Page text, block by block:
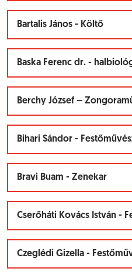
Bartalis János - Költő
Baska Ferenc dr. -
Berchy József –
Bihari Sándor -
Bravi Buam - Zenekar
Cserőháti Kovács István -
Czeglédi Gizella -